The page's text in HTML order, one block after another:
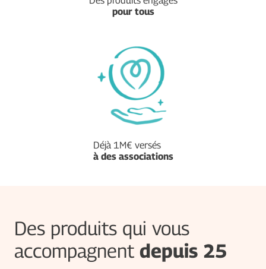
pour tous
Déjà 1M€ versés
à des associations
Des produits qui vous
accompagnent depuis 25